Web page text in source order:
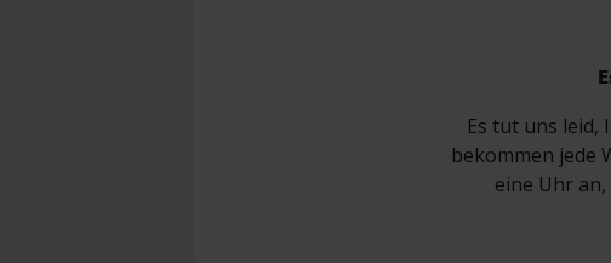
Es tut uns leid,
bekommen jede
eine Uhr